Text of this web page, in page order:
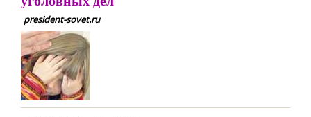
president-sovet.ru